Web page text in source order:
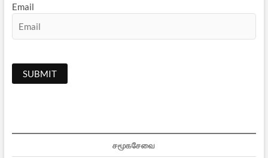
Email
சமூகசேவை